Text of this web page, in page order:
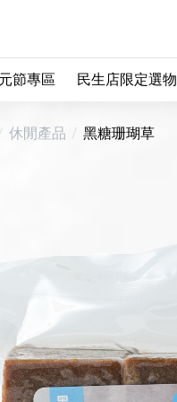
節專區 民生店限定選物
休閒產品 黑糖珊瑚草